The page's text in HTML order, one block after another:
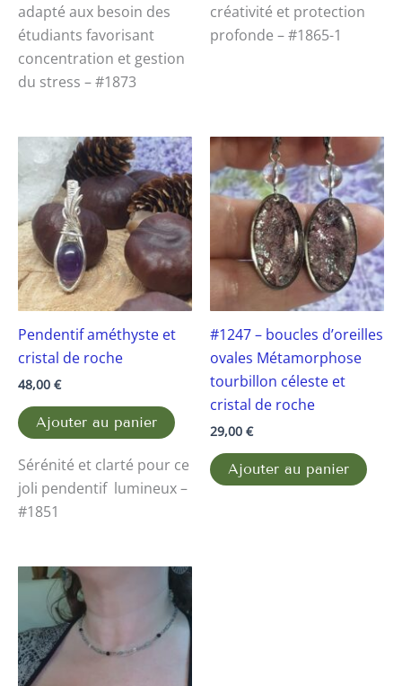
adapté aux besoin des
étudiants favorisant
concentration et gestion
du stress – #1873
créativité et protection
profonde – #1865-1
Pendentif améthyste et
cristal de roche
48,00 €
Ajouter au panier
Sérénité et clarté pour ce
joli pendentif lumineux –
#1851
#1247 – boucles d’oreilles
ovales Métamorphose
tourbillon céleste et
cristal de roche
29,00 €
Ajouter au panier